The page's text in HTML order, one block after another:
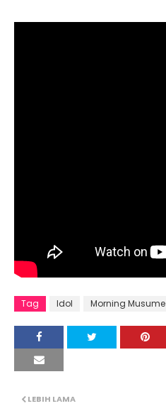
Tag Idol Morning Musume
LEBIH LAMA